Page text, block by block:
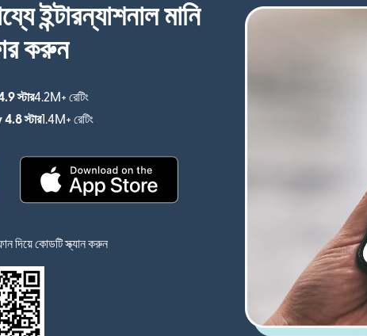
ইন্টারন্যাশনাল মানি
করুন
স্টার4.2M+ রেটিং
স্টার1.4M+ রেটিং
দিয়ে কোডটি স্ক্যান করুন